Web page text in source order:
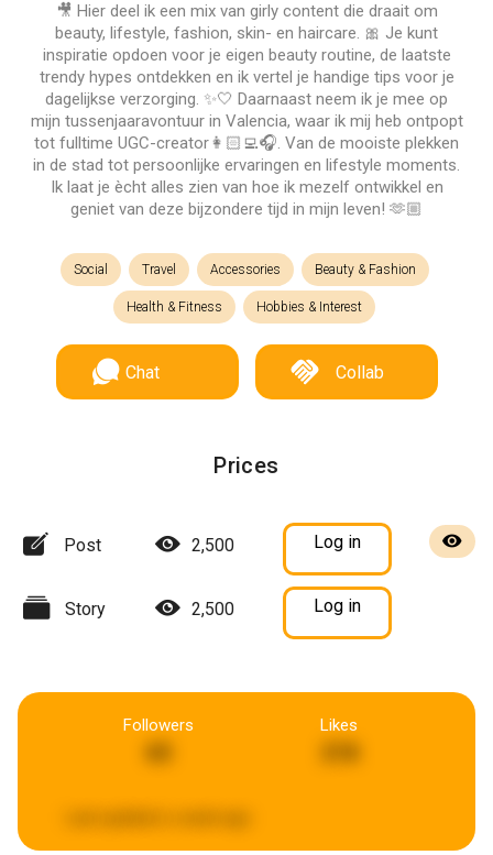
🎥 Hier deel ik een mix van girly content die draait om
beauty, lifestyle, fashion, skin- en haircare. 🎀 Je kunt
inspiratie opdoen voor je eigen beauty routine, de laatste
trendy hypes ontdekken en ik vertel je handige tips voor je
dagelijkse verzorging. ✨🤍 Daarnaast neem ik je mee op
mijn tussenjaaravontuur in Valencia, waar ik mij heb ontpopt
tot fulltime UGC-creator👩🏻‍💻🎧. Van de mooiste plekken
in de stad tot persoonlijke ervaringen en lifestyle moments.
Ik laat je ècht alles zien van hoe ik mezelf ontwikkel en
geniet van deze bijzondere tijd in mijn leven! 🫶🏼
Social Travel Accessories Beauty & Fashion
Health & Fitness Hobbies & Interest
Chat Collab
Prices
Post 2,500 Log in
Story 2,500 Log in
Followers Likes